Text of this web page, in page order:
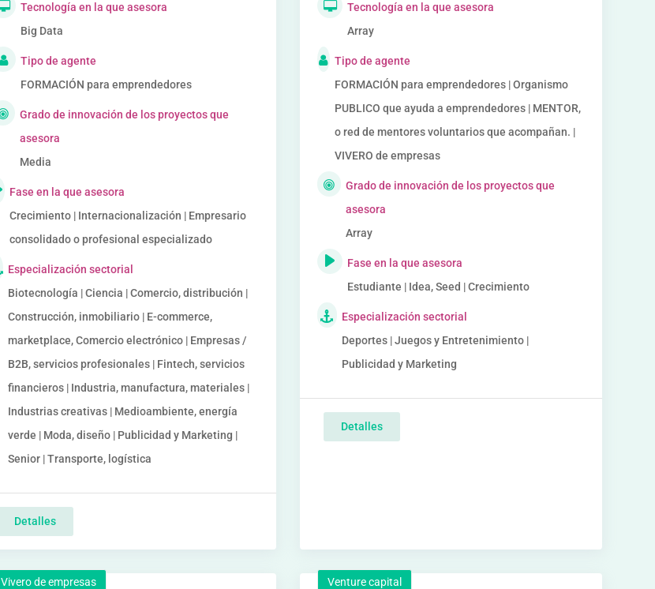
Tecnología en la que asesora
Big Data
Tipo de agente
FORMACIÓN para emprendedores
Grado de innovación de los proyectos que
asesora
Media
Fase en la que asesora
Crecimiento | Internacionalización | Empresario
consolidado o profesional especializado
Especialización sectorial
Biotecnología | Ciencia | Comercio, distribución |
Construcción, inmobiliario | E-commerce,
marketplace, Comercio electrónico | Empresas /
B2B, servicios profesionales | Fintech, servicios
financieros | Industria, manufactura, materiales |
Industrias creativas | Medioambiente, energía
verde | Moda, diseño | Publicidad y Marketing |
Senior | Transporte, logística
Detalles
Tecnología en la que asesora
Array
Tipo de agente
FORMACIÓN para emprendedores | Organismo
PUBLICO que ayuda a emprendedores | MENTOR,
o red de mentores voluntarios que acompañan. |
VIVERO de empresas
Grado de innovación de los proyectos que
asesora
Array
Fase en la que asesora
Estudiante | Idea, Seed | Crecimiento
Especialización sectorial
Deportes | Juegos y Entretenimiento |
Publicidad y Marketing
Detalles
Vivero de empresas Venture capital